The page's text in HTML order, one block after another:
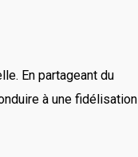
En partageant du
à une fidélisation